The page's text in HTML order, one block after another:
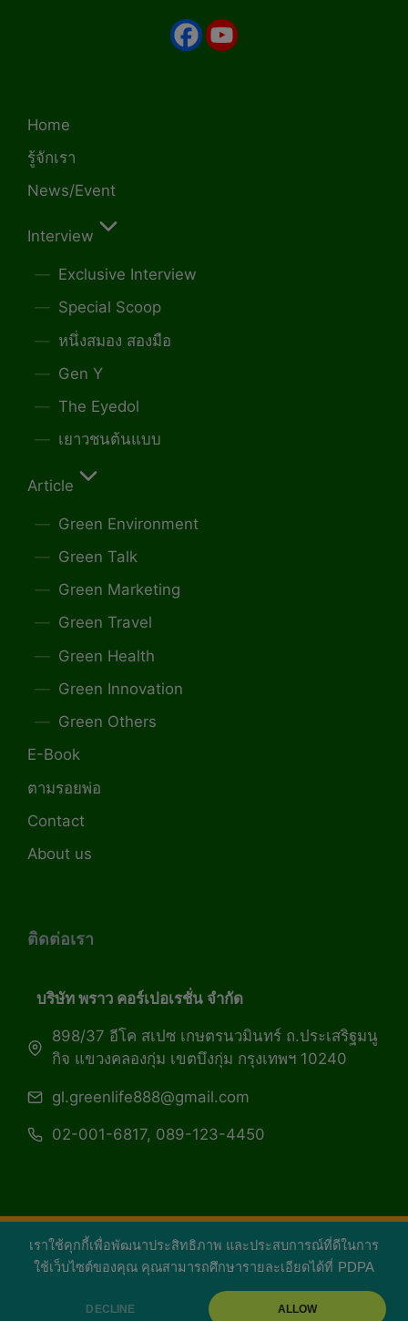
เราใช้คุกกี้เพื่อพัฒนาประสิทธิภาพ และประสบการณ์ที่ดีในการ
ใช้เว็บไซต์ของคุณ คุณสามารถศึกษารายละเอียดได้ที่ PDPA
DECLINE ALLOW
Home
รู้จักเรา
News/Event
Interview
Exclusive Interview
Special Scoop
หนึ่งสมอง สองมือ
Gen Y
The Eyedol
เยาวชนต้นแบบ
Article
Green Environment
Green Talk
Green Marketing
Green Travel
Green Health
Green Innovation
Green Others
E-Book
ตามรอยพ่อ
Contact
About us
ติดต่อเรา
บริษัท พราว คอร์เปอเรชั่น จำกัด
898/37 อีโค สเปซ เกษตรนวมินทร์ ถ.ประเสริฐมนู
กิจ แขวงคลองกุ่ม เขตบึงกุ่ม กรุงเทพฯ 10240
gl.greenlife888@gmail.com
02-001-6817, 089-123-4450
Copyright 2026 — Green Life Plus mag | กรีน
ไลฟ์พลัส หนังสือมีชีวิต